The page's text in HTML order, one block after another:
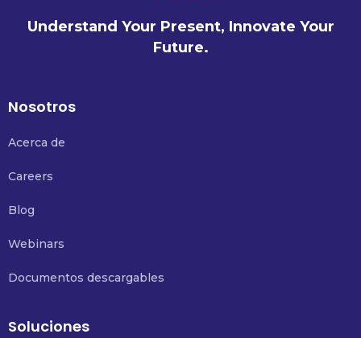
Understand Your Present, Innovate Your
Future.
Nosotros
Acerca de
Careers
Blog
Webinars
Documentos descargables
Soluciones